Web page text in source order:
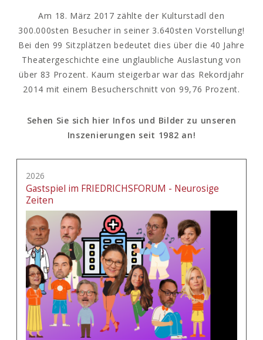
Am 18. März 2017 zählte der Kulturstadl den
300.000sten Besucher in seiner 3.640sten Vorstellung!
Bei den 99 Sitzplätzen bedeutet dies über die 40 Jahre
Theatergeschichte eine unglaubliche Auslastung von
über 83 Prozent. Kaum steigerbar war das Rekordjahr
2014 mit einem Besucherschnitt von 99,76 Prozent.
Sehen Sie sich hier Infos und Bilder zu unseren
Inszenierungen seit 1982 an!
2026
Gastspiel im FRIEDRICHSFORUM - Neurosige
Zeiten